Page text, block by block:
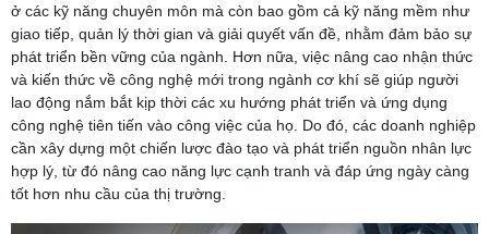
ở các kỹ năng chuyên môn mà còn bao gồm cả kỹ năng mềm như
giao tiếp, quản lý thời gian và giải quyết vấn đề, nhằm đảm bảo sự
phát triển bền vững của ngành. Hơn nữa, việc nâng cao nhận thức
và kiến thức về công nghệ mới trong ngành cơ khí sẽ giúp người
lao động nắm bắt kịp thời các xu hướng phát triển và ứng dụng
công nghệ tiên tiến vào công việc của họ. Do đó, các doanh nghiệp
cần xây dựng một chiến lược đào tạo và phát triển nguồn nhân lực
hợp lý, từ đó nâng cao năng lực cạnh tranh và đáp ứng ngày càng
tốt hơn nhu cầu của thị trường.